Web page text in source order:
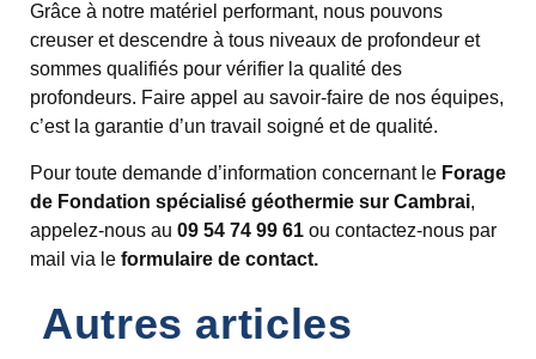
Grâce à notre matériel performant, nous pouvons
creuser et descendre à tous niveaux de profondeur et
sommes qualifiés pour vérifier la qualité des
profondeurs. Faire appel au savoir-faire de nos équipes,
c’est la garantie d’un travail soigné et de qualité.
Pour toute demande d’information concernant le Forage
de Fondation spécialisé géothermie sur Cambrai,
appelez-nous au 09 54 74 99 61 ou contactez-nous par
mail via le formulaire de contact.
Autres articles